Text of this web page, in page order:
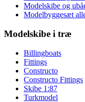
Modelskibe og
Modelbyggesæt
Modelskibe i træ
Billingboats
Fittings
Constructo
Constructo Fittings
Skibe 1:87
Turkmodel